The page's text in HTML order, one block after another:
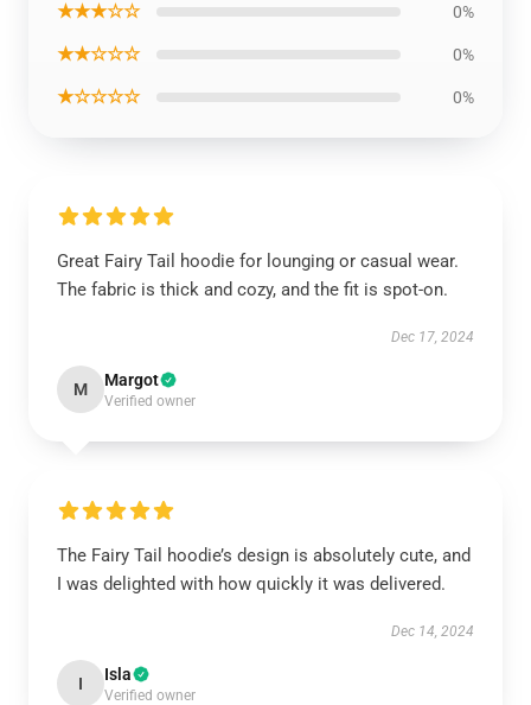
★★★☆☆ 0%
★★☆☆☆ 0%
★☆☆☆☆ 0%
Great Fairy Tail hoodie for lounging or casual wear.
The fabric is thick and cozy, and the fit is spot-on.
Dec 17, 2024
M Margot
Verified owner
The Fairy Tail hoodie’s design is absolutely cute, and
I was delighted with how quickly it was delivered.
Dec 14, 2024
I Isla
Verified owner